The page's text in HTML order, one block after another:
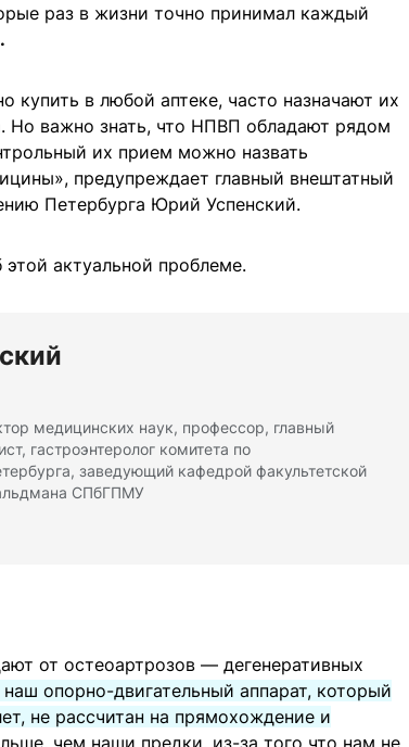
раз в жизни точно принимал каждый
в любой аптеке, часто назначают их
Но важно знать, что НПВП обладают рядом
их прием можно назвать
предупреждает главный внештатный
Петербурга Юрий Успенский.
актуальной проблеме.
медицинских наук, профессор, главный
гастроэнтеролог комитета по
заведующий кафедрой факультетской
СПбГПМУ
от остеоартрозов — дегенеративных
опорно-двигательный аппарат, который
не рассчитан на прямохождение и